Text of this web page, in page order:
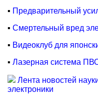
▪ Предварительный
▪ Смертельный вред
▪ Видеоклуб для
▪ Лазерная система
Лента новостей
электроники